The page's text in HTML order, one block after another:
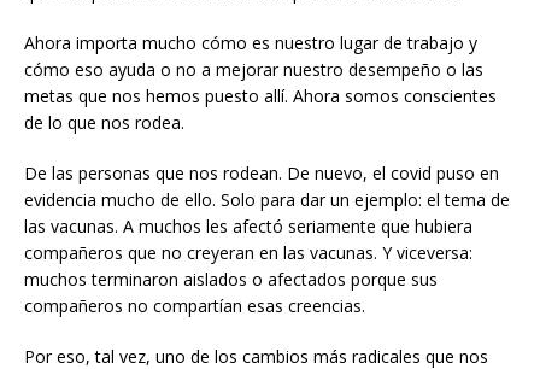
Ahora importa mucho cómo es nuestro lugar de trabajo y
cómo eso ayuda o no a mejorar nuestro desempeño o las
metas que nos hemos puesto allí. Ahora somos conscientes
de lo que nos rodea.
De las personas que nos rodean. De nuevo, el covid puso en
evidencia mucho de ello. Solo para dar un ejemplo: el tema de
las vacunas. A muchos les afectó seriamente que hubiera
compañeros que no creyeran en las vacunas. Y viceversa:
muchos terminaron aislados o afectados porque sus
compañeros no compartían esas creencias.
Por eso, tal vez, uno de los cambios más radicales que nos